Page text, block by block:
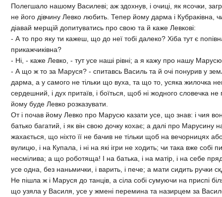
Полегшало нашому Василевi; аж здохнув, i очицi, як ясочки,
не його дiвчину Левко любить. Тепер йому дарма i Кубракiвна,
дiавай мерщiй допитуватись про свою та й каже Левковi:
- А то про яку ти кажеш, що до неї тобi далеко? Хiба тут є
прикажчикiвна?
- Нi, - каже Левко, - тут усе нашi рiвнi; а я кажу про нашу
- А що ж то за Маруся? - спитавсь Василь та й очi понурив у
дарма, а у самого не тiльки що вуха, та що то, усяка жилочка
сердешний, i дух притаїв, i боїться, щоб нi жодного словечка
йому буде Левко розказувати.
От i почав йому Левко про Марусю казати усе, що знав: i чия
батько багатий, i як вiн свою дочку кохає; а далi про Марусину
жахається, що нiхто її не бачив не тiльки щоб на вечорницях
вулицю, i на Купала, i нi на якi iгри не ходить; чи така вже собi
несмiлива; а що роботяща! I на батька, i на матiр, i на себе
усе одна, без наньмички, i варить, i пече; а мати сидить ручки
Не пiшла ж i Маруся до танцiв, а сiла собi сумуючи на приспi
що узяла у Василя, усе у жменi перемина та назирцем за